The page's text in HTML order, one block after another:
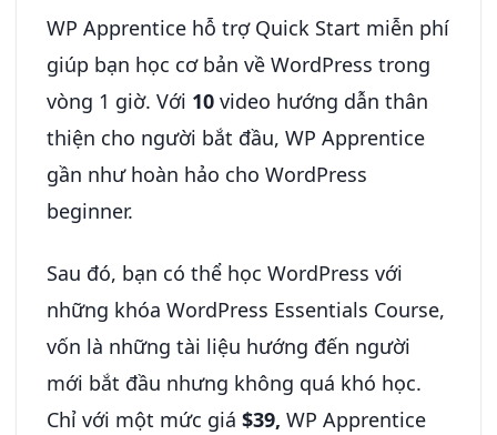
WP Apprentice hỗ trợ Quick Start miễn phí
giúp bạn học cơ bản về WordPress trong
vòng 1 giờ. Với 10 video hướng dẫn thân
thiện cho người bắt đầu, WP Apprentice
gần như hoàn hảo cho WordPress
beginner.
Sau đó, bạn có thể học WordPress với
những khóa WordPress Essentials Course,
vốn là những tài liệu hướng đến người
mới bắt đầu nhưng không quá khó học.
Chỉ với một mức giá $39, WP Apprentice